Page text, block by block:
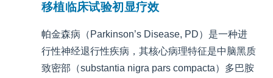
移植临床试验初显疗效
帕金森病（Parkinson’s Disease, PD）是一种进
行性神经退行性疾病，其核心病理特征是中脑黑质
致密部（substantia nigra pars compacta）多巴胺